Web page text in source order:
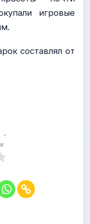
игровые
составлял от